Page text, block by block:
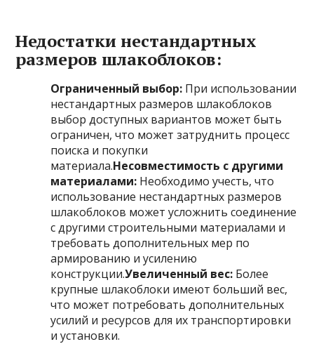
Недостатки нестандартных
размеров шлакоблоков:
Ограниченный выбор: При использовании
нестандартных размеров шлакоблоков
выбор доступных вариантов может быть
ограничен, что может затруднить процесс
поиска и покупки
материала.Несовместимость с другими
материалами: Необходимо учесть, что
использование нестандартных размеров
шлакоблоков может усложнить соединение
с другими строительными материалами и
требовать дополнительных мер по
армированию и усилению
конструкции.Увеличенный вес: Более
крупные шлакоблоки имеют больший вес,
что может потребовать дополнительных
усилий и ресурсов для их транспортировки
и установки.